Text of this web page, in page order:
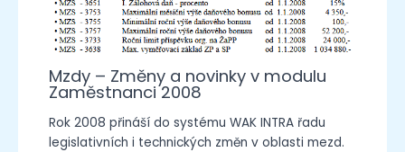
Mzdy – Změny a novinky v modulu
Zaměstnanci 2008
Rok 2008 přináší do systému WAK INTRA řadu
legislativních i technických změn v oblasti mezd.